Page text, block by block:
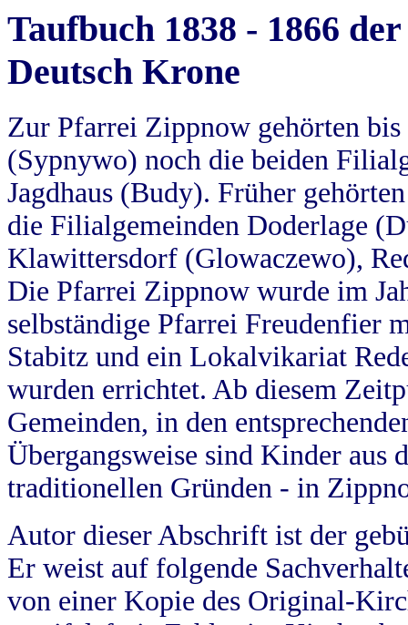
Taufbuch 1838 - 1866
Deutsch Krone
Zur Pfarrei Zippnow gehörten
(Sypnywo) noch die beiden
Jagdhaus (Budy). Früher
die Filialgemeinden Doderlage
Klawittersdorf (Glowaczewo),
Die Pfarrei Zippnow wurde im
selbständige Pfarrei Freudenfier
Stabitz und ein Lokalvikariat
wurden errichtet. Ab diesem
Gemeinden, in den
Übergangsweise sind Kinder aus
traditionellen Gründen - in
Autor dieser Abschrift ist der
Er weist auf folgende
von einer Kopie des Original-